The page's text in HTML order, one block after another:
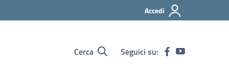
Accedi
Cerca Seguici su: